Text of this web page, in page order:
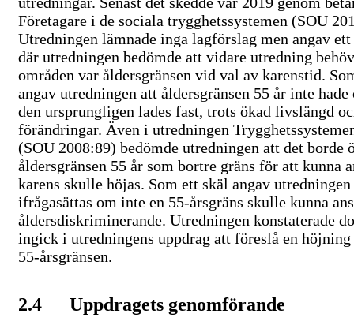
Företagare i de sociala trygghetssystemen (SOU
Utredningen lämnade inga lagförslag men angav
där utredningen bedömde att vidare utredning
områden var åldersgränsen vid val av karenstid.
angav utredningen att åldersgränsen 55 år inte hade
den ursprungligen lades fast, trots ökad livslängd
förändringar. Även i utredningen
(SOU 2008:89) bedömde utredningen att det borde
åldersgränsen 55 år som bortre gräns för att kunna
karens skulle höjas. Som ett skäl angav
ifrågasättas om inte en 55-årsgräns skulle kunna
åldersdiskriminerande. Utredningen konstaterade
ingick i utredningens uppdrag att föreslå en höjning
55-årsgränsen.
2.4
Uppdragets genomförande